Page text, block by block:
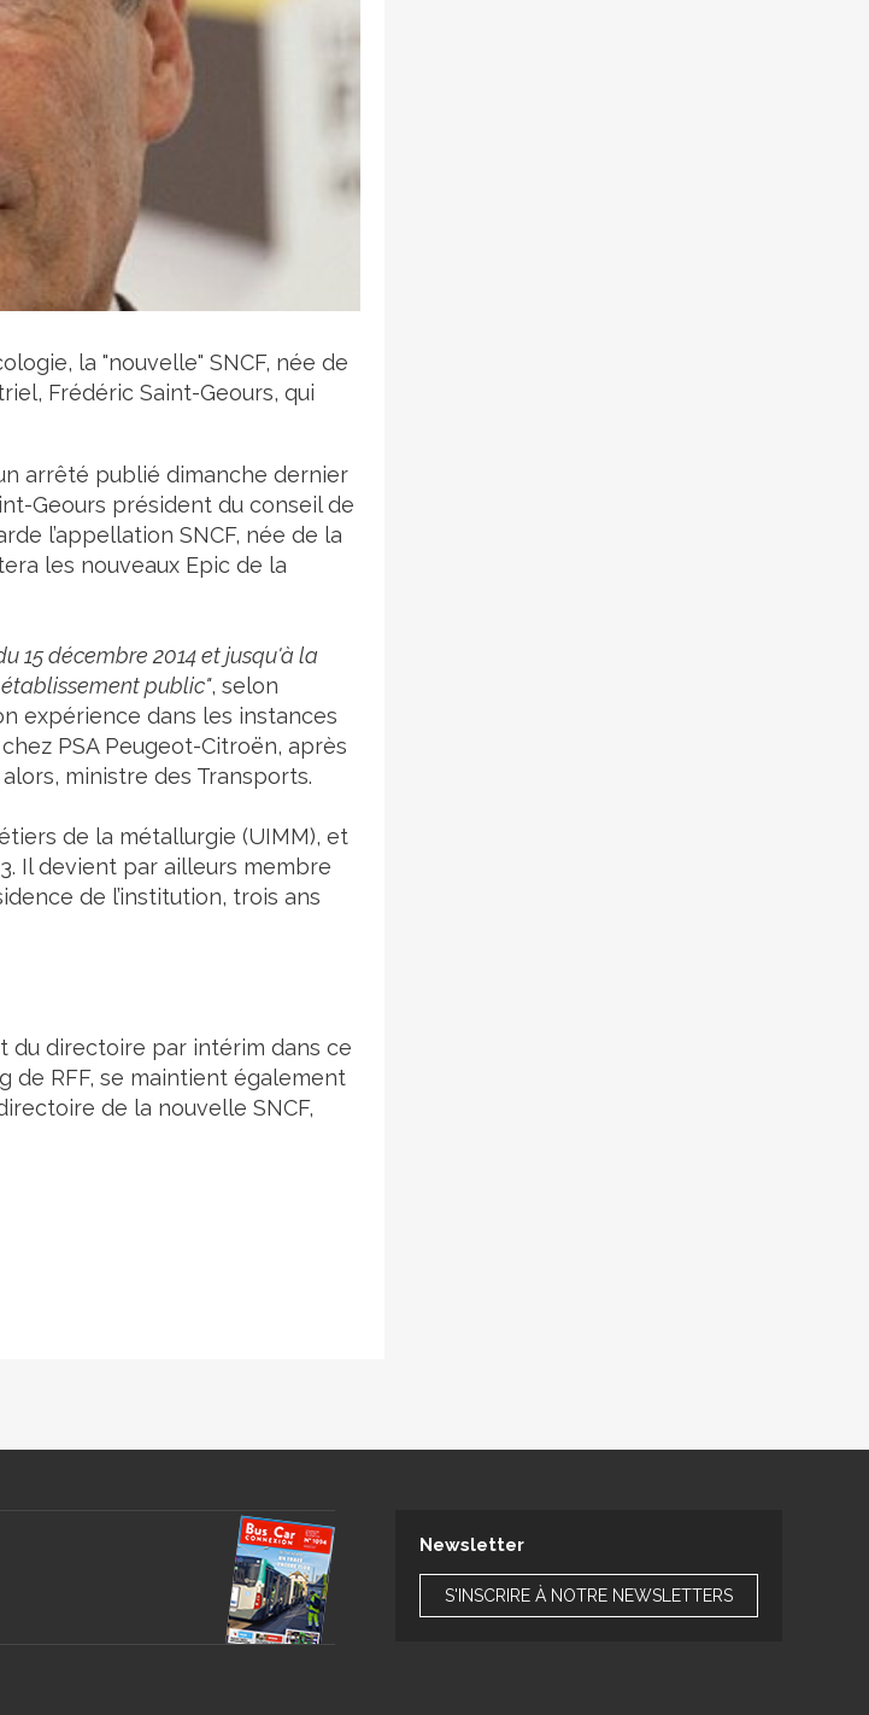
la "nouvelle" SNCF, née de
Frédéric Saint-Geours, qui
arrêté publié dimanche dernier
Geours président du conseil de
l’appellation SNCF, née de la
les nouveaux Epic de la
15 décembre 2014 et jusqu'à la
public", selon
expérience dans les instances
PSA Peugeot-Citroën, après
ministre des Transports.
de la métallurgie (UIMM), et
Il devient par ailleurs membre
de l’institution, trois ans
du directoire par intérim dans ce
de RFF, se maintient également
de la nouvelle SNCF,
Newsletter
S'INSCRIRE À NOTRE NEWSLETTERS